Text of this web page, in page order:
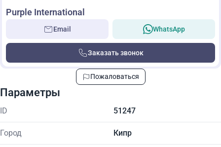
Purple International
Email WhatsApp
Заказать звонок
Пожаловаться
Параметры
ID 51247
Город Кипр